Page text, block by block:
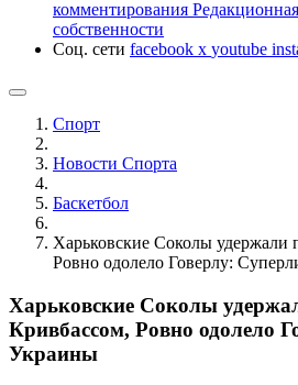
комментирования
собственности
Соц. сети facebook x youtube
Спорт
Новости Cпорта
Баскетбол
Харьковские Соколы удержали
Ровно одолело Говерлу:
Харьковские Соколы
Кривбассом, Ровно одолело
Украины